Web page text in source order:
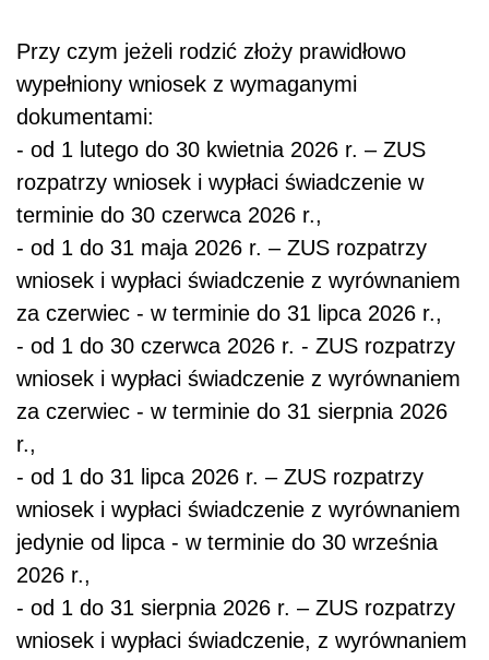
Przy czym jeżeli rodzić złoży prawidłowo
wypełniony wniosek z wymaganymi
dokumentami:
- od 1 lutego do 30 kwietnia 2026 r. – ZUS
rozpatrzy wniosek i wypłaci świadczenie w
terminie do 30 czerwca 2026 r.,
- od 1 do 31 maja 2026 r. – ZUS rozpatrzy
wniosek i wypłaci świadczenie z wyrównaniem
za czerwiec - w terminie do 31 lipca 2026 r.,
- od 1 do 30 czerwca 2026 r. - ZUS rozpatrzy
wniosek i wypłaci świadczenie z wyrównaniem
za czerwiec - w terminie do 31 sierpnia 2026
r.,
- od 1 do 31 lipca 2026 r. – ZUS rozpatrzy
wniosek i wypłaci świadczenie z wyrównaniem
jedynie od lipca - w terminie do 30 września
2026 r.,
- od 1 do 31 sierpnia 2026 r. – ZUS rozpatrzy
wniosek i wypłaci świadczenie, z wyrównaniem